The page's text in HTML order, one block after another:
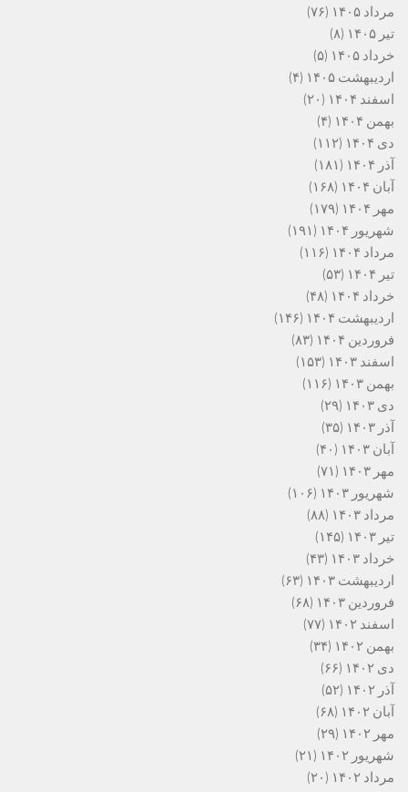
مرداد ۱۴۰۵
(۷۶)
تیر ۱۴۰۵
(۸)
خرداد ۱۴۰۵
(۵)
اردیبهشت ۱۴۰۵
(۴)
اسفند ۱۴۰۴
(۲۰)
بهمن ۱۴۰۴
(۴)
دی ۱۴۰۴
(۱۱۲)
آذر ۱۴۰۴
(۱۸۱)
آبان ۱۴۰۴
(۱۶۸)
مهر ۱۴۰۴
(۱۷۹)
شهریور ۱۴۰۴
(۱۹۱)
مرداد ۱۴۰۴
(۱۱۶)
تیر ۱۴۰۴
(۵۳)
خرداد ۱۴۰۴
(۴۸)
اردیبهشت ۱۴۰۴
(۱۴۶)
فروردین ۱۴۰۴
(۸۳)
اسفند ۱۴۰۳
(۱۵۳)
بهمن ۱۴۰۳
(۱۱۶)
دی ۱۴۰۳
(۲۹)
آذر ۱۴۰۳
(۳۵)
آبان ۱۴۰۳
(۴۰)
مهر ۱۴۰۳
(۷۱)
شهریور ۱۴۰۳
(۱۰۶)
مرداد ۱۴۰۳
(۸۸)
تیر ۱۴۰۳
(۱۴۵)
خرداد ۱۴۰۳
(۴۳)
اردیبهشت ۱۴۰۳
(۶۳)
فروردین ۱۴۰۳
(۶۸)
اسفند ۱۴۰۲
(۷۷)
بهمن ۱۴۰۲
(۳۴)
دی ۱۴۰۲
(۶۶)
آذر ۱۴۰۲
(۵۲)
آبان ۱۴۰۲
(۶۸)
مهر ۱۴۰۲
(۲۹)
شهریور ۱۴۰۲
(۲۱)
مرداد ۱۴۰۲
(۲۰)